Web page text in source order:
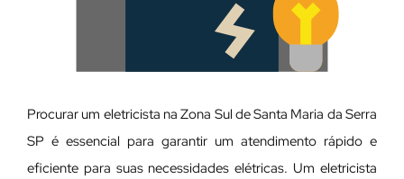
Procurar um eletricista na Zona Sul de Santa Maria da Serra
SP é essencial para garantir um atendimento rápido e
eficiente para suas necessidades elétricas. Um eletricista